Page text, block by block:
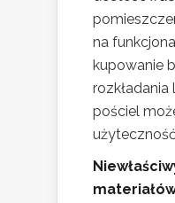
na
kupowanie
pościel